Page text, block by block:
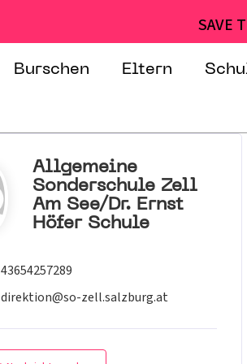
SAVE
Burschen Eltern
Allgemeine
Sonderschule Zell
Am See/Dr. Ernst
Höfer Schule
43654257289
direktion@so-zell.salzburg.at